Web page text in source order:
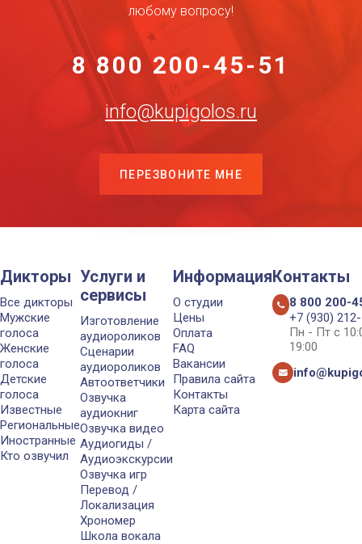
любому вопросу!
8 800 200-45-51
info@kupigolos.ru
ПЕРЕЗВОНИТЕ МНЕ
Дикторы
Все дикторы
Мужские
голоса
Женские
голоса
Детские
голоса
Известные
Региональные
Иностранные
Кто озвучил
Услуги и
сервисы
Изготовление
аудиороликов
Сценарии
аудиороликов
Автоответчики
Озвучка
аудиокниг
Озвучка видео
Аудиогиды /
Аудиоэкскурсии
Озвучка игр
Перевод /
Локализация
Хрономер
Школа вокала
Информация
О студии
Цены
Оплата
FAQ
Вакансии
Правила сайта
Контакты
Карта сайта
Контакты
8 800 200-
+7 (930)
Пн - Пт с
19:00